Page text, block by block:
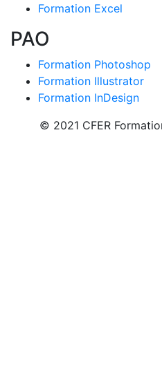
Formation Excel
PAO
Formation Photoshop
Formation Illustrator
Formation InDesign
© 2021 CFER